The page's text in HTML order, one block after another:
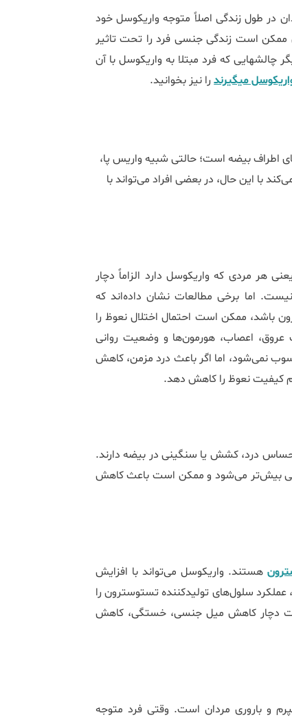
در طول زندگی اصلاً متوجه واریکوسل خود
ممکن است زندگی جنسی فرد را تحت تاثیر
قرار دهد. در ادامه به بررسی عوارض واریکوسل در رابطه زناشویی و دیگر چالش‎هایی که فرد مبتلا به واریکوسل با آن
میگیرندرا نیز بخوانید.
اطراف بیضه است؛ حالتی شبیه واریس پا،
با این حال، در بعضی افراد می‌تواند با
هر مردی که واریکوسل دارد الزاماً دچار
اما برخی مطالعات نشان داده‌اند که
باشد، ممکن است احتمال اختلال نعوظ را
اعصاب، هورمون‌ها و وضعیت روانی
نمی‌شود، اما اگر باعث درد مزمن، کاهش
کیفیت نعوظ را کاهش دهد.
درد، کشش یا سنگینی در بیضه دارند.
جنسی بیش‌تر می‌شود و ممکن است باعث کاهش
هستند. واریکوسل می‌تواند با افزایش
سلول‌های تولیدکننده تستوسترون را
دچار کاهش میل جنسی، خستگی، کاهش
و باروری مردان است. وقتی فرد متوجه